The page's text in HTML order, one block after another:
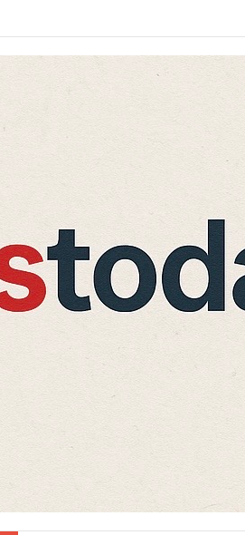
की सूझबूझ से बची मासूम की जान